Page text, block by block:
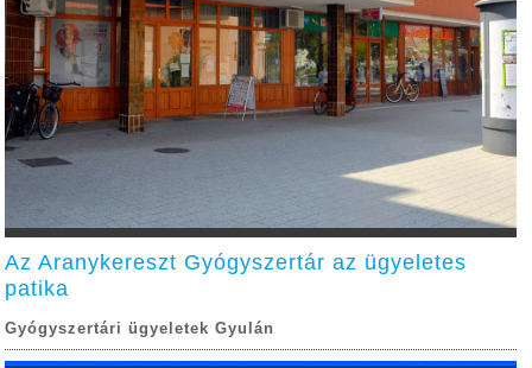
Az Aranykereszt Gyógyszertár az ügyeletes
patika
Gyógyszertári ügyeletek Gyulán